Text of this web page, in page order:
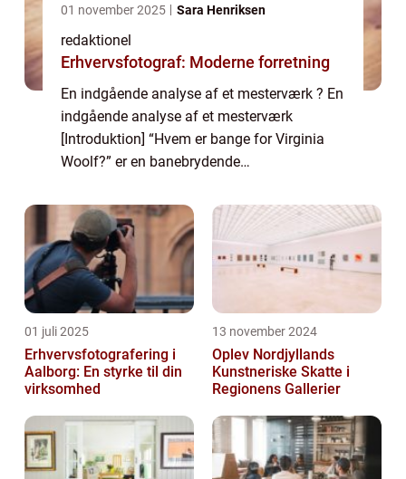
01 november 2025 Sara Henriksen
redaktionel
Erhvervsfotograf: Moderne forretning
En indgående analyse af et mesterværk ? En
indgående analyse af et mesterværk
[Introduktion] “Hvem er bange for Virginia
Woolf?” er en banebrydende
Albee og havde sin debut på Broadway i
1962...
01 juli 2025
Erhvervsfotografering i
Aalborg: En styrke til din
virksomhed
13 november 2024
Oplev Nordjyllands
Kunstneriske Skatte i
Regionens Gallerier